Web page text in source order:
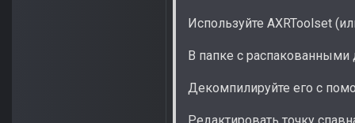
Используйте AXRToolset
В папке с распакованными
Декомпилируйте его с